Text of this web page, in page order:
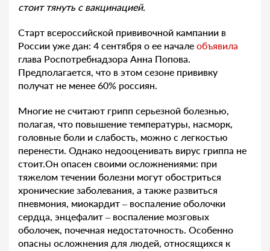
стоит тянуть с вакцинацией.
Старт всероссийской прививочной кампании в
России уже дан: 4 сентября о ее начале объявила
глава Роспотребнадзора Анна Попова.
Предполагается, что в этом сезоне прививку
получат не менее 60% россиян.
Многие не считают грипп серьезной болезнью,
полагая, что повышение температуры, насморк,
головные боли и слабость, можно с легкостью
перенести. Однако недооценивать вирус гриппа не
стоит.Он опасен своими осложнениями: при
тяжелом течении болезни могут обостриться
хронические заболевания, а также развиться
пневмония, миокардит – воспаление оболочки
сердца, энцефалит – воспаление мозговых
оболочек, почечная недостаточность. Особенно
опасны осложнения для людей, относящихся к